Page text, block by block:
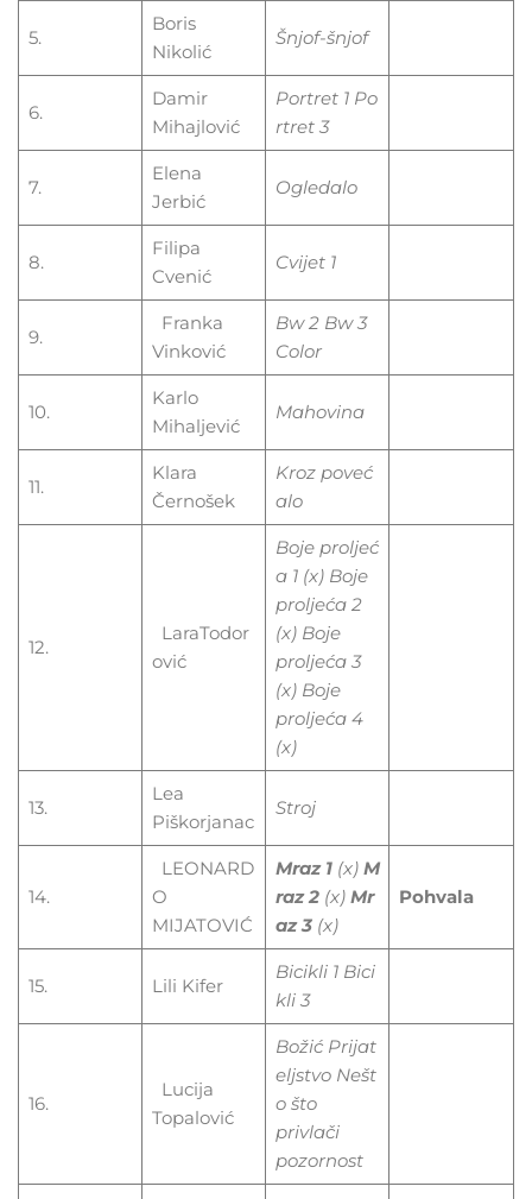
5.
Boris
Nikolić
Šnjof-šnjof
6.
Damir
Mihajlović
Portret 1 Po
rtret 3
7.
Elena
Jerbić
Ogledalo
8.
Filipa
Cvenić
Cvijet 1
9.
Franka
Vinković
Bw 2 Bw 3
Color
10.
Karlo
Mihaljević
Mahovina
11.
Klara
Černošek
Kroz poveć
alo
12.
LaraTodor
ović
Boje proljeć
a1 (x) Boje
proljeća 2
(x) Boje
proljeća 3
(x) Boje
proljeća 4
(x)
13.
Lea
Piškorjanac
Stroj
14.
LEONARD
O
MIJATOVIĆ
Mraz 1 (x) M
raz2 (x) Mr
az3 (x)
Pohvala
15. Lili Kifer
Bicikli 1 Bici
kli 3
16.
Lucija
Topalović
Božić Prijat
eljstvo Nešt
ošto
privlači
pozornost